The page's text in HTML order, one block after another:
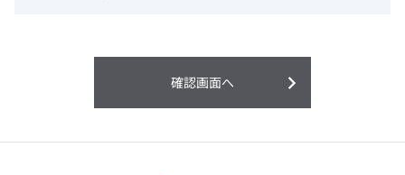
利用することまたは利用できなかったことよ
り生じる損害については一切の責任を負いか
含む）の情報は、その製品またはその製品の
確認画面へ